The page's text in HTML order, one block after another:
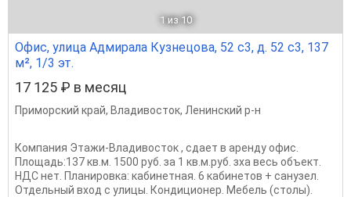
1 из 10
Офис, улица Адмирала Кузнецова, 52 с3, д. 52 с3, 137
м², 1/3 эт.
17 125 ₽ в месяц
Приморский край, Владивосток, Ленинский р-н
Компания Этажи-Владивосток , сдает в аренду офис.
Площадь:137 кв.м. 1500 руб. за 1 кв.м.руб. зха весь объект.
НДС нет. Планировка: кабинетная. 6 кабинетов + санузел.
Отдельный вход с улицы. Кондиционер. Мебель (столы).